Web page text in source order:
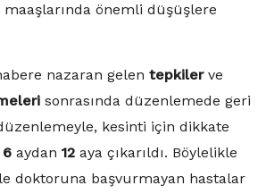
önemli düşüşlere
nazaran gelen tepkilerve
sonrasında düzenlemede geri
düzenlemeyle, kesinti için dikkate
6 aydan 12 aya çıkarıldı. Böylelikle
doktoruna başvurmayan hastalar